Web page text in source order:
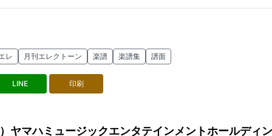
レ 月刊エレクトーン 楽譜 楽譜集 譜面
LINE 印刷
ヤマハミュージックエンタテインメントホールディ